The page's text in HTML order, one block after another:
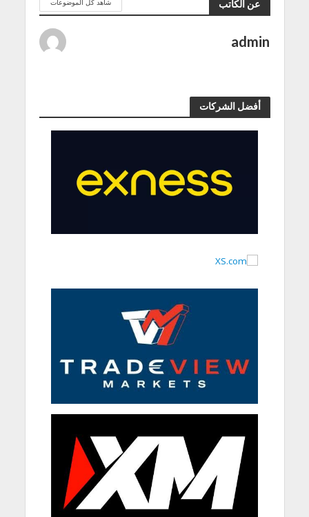
عن الكاتب شاهد كل الموضوعات
admin
أفضل الشركات